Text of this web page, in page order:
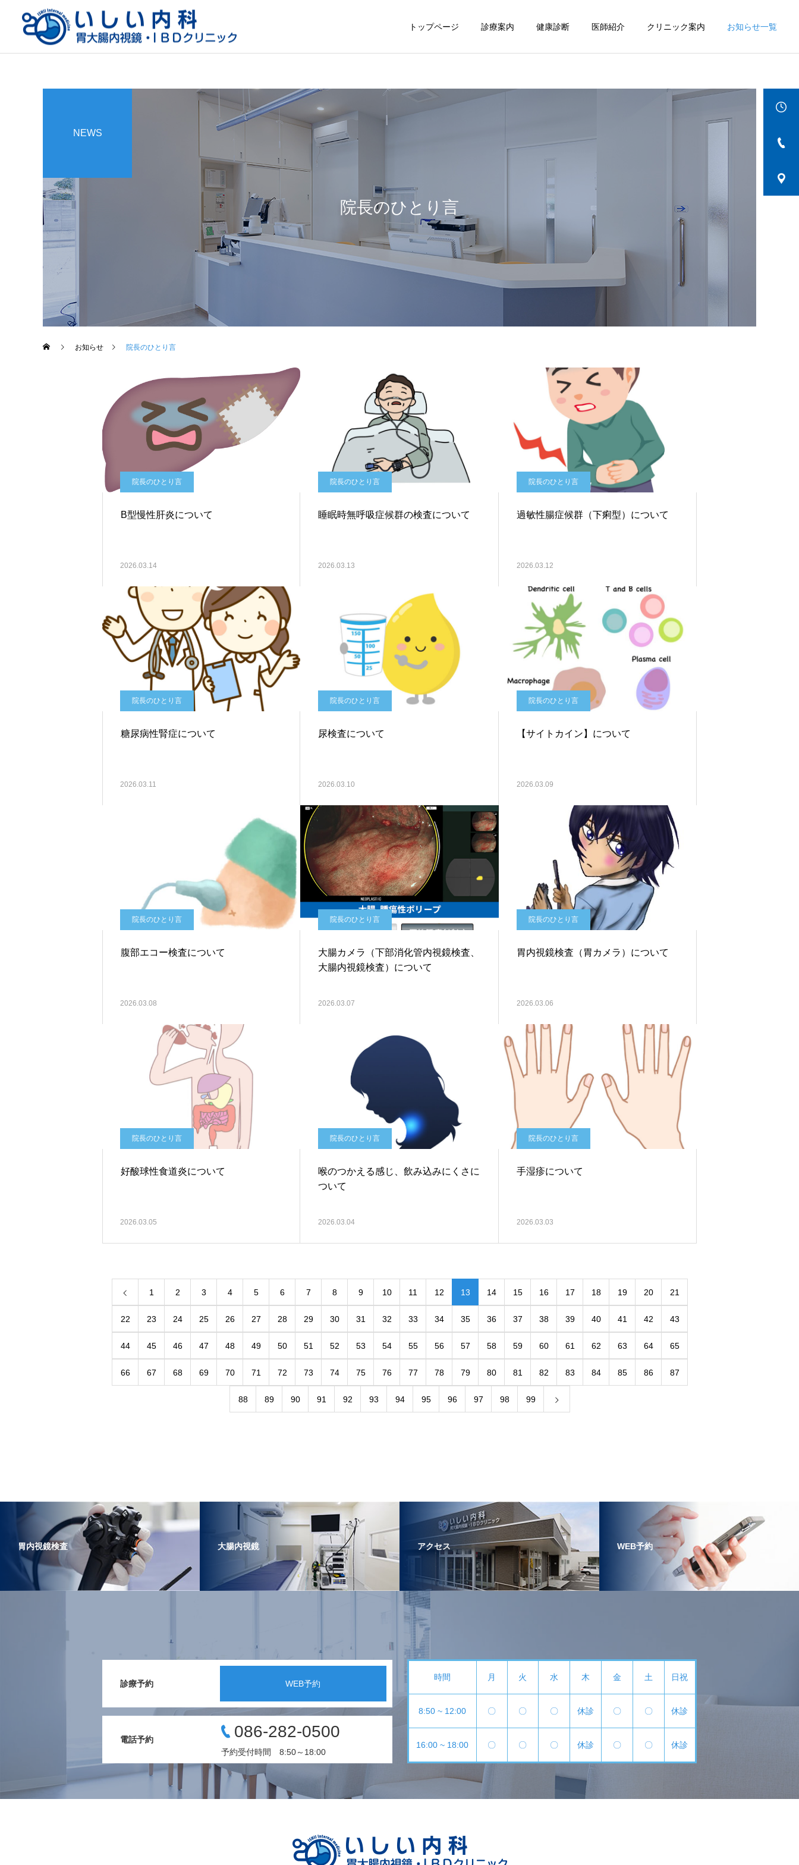
トップページ 診療案内 健康診断 医師紹介 クリニック案内 お知らせ一覧
詳細を見る
胃内視鏡
院長のひとり言
NEWS
お知らせ 院長のひとり言
院長のひとり言
B型慢性肝炎について
2026.03.14
院長のひとり言
睡眠時無呼吸症候群の検査について
2026.03.13
院長のひとり言
過敏性腸症候群（下痢型）について
2026.03.12
院長のひとり言
糖尿病性腎症について
2026.03.11
院長のひとり言
尿検査について
2026.03.10
院長のひとり言
【サイトカイン】について
2026.03.09
院長のひとり言
腹部エコー検査について
2026.03.08
院長のひとり言
大腸カメラ（下部消化管内視鏡検査、
大腸内視鏡検査）について
2026.03.07
院長のひとり言
胃内視鏡検査（胃カメラ）について
2026.03.06
院長のひとり言
好酸球性食道炎について
2026.03.05
院長のひとり言
喉のつかえる感じ、飲み込みにくさに
ついて
2026.03.04
院長のひとり言
手湿疹について
2026.03.03
1 2 3 4 5 6 7 8 9 10 11 12 13 14 15 16 17 18 19 20 21
22 23 24 25 26 27 28 29 30 31 32 33 34 35 36 37 38 39 40 41 42 43
44 45 46 47 48 49 50 51 52 53 54 55 56 57 58 59 60 61 62 63 64 65
66 67 68 69 70 71 72 73 74 75 76 77 78 79 80 81 82 83 84 85 86 87
88 89 90 91 92 93 94 95 96 97 98 99
胃内視鏡検査 大腸内視鏡 アクセス WEB予約
診療予約 WEB予約
電話予約 086-282-0500
予約受付時間 8:50～18:00
時間 月 火 水 木 金 土 日祝
8:50 ~ 12:00 〇 〇 〇 休診 〇 〇 休診
16:00 ~ 18:00 〇 〇 〇 休診 〇 〇 休診